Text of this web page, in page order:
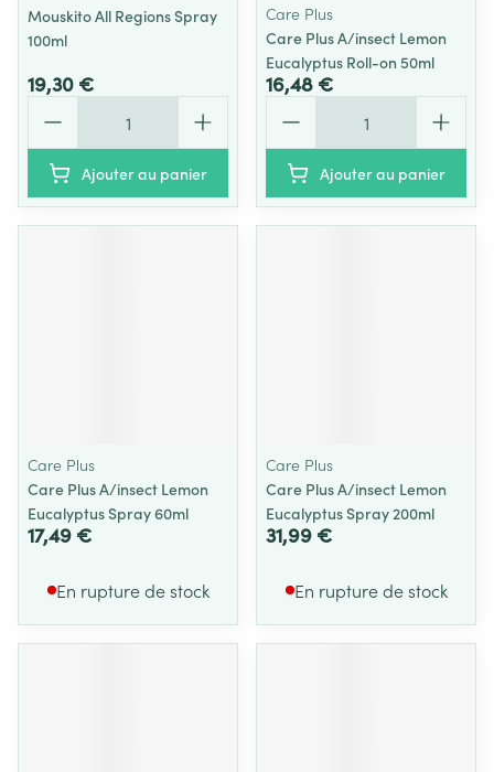
Mouskito All Regions Spray
100ml
19,30 €
Ajouter au panier
Care Plus
Care Plus A/insect Lemon
Eucalyptus Roll-on 50ml
16,48 €
Ajouter au panier
Care Plus
Care Plus A/insect Lemon
Eucalyptus Spray 60ml
17,49 €
En rupture de stock
Care Plus
Care Plus A/insect Lemon
Eucalyptus Spray 200ml
31,99 €
En rupture de stock